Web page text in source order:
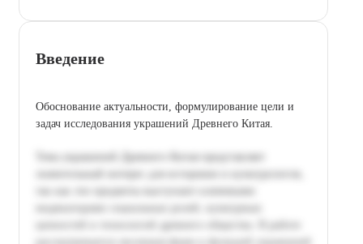
Введение
Обоснование актуальности, формулирование цели и
задач исследования украшений Древнего Китая.